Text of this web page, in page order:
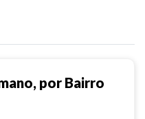
por Bairro